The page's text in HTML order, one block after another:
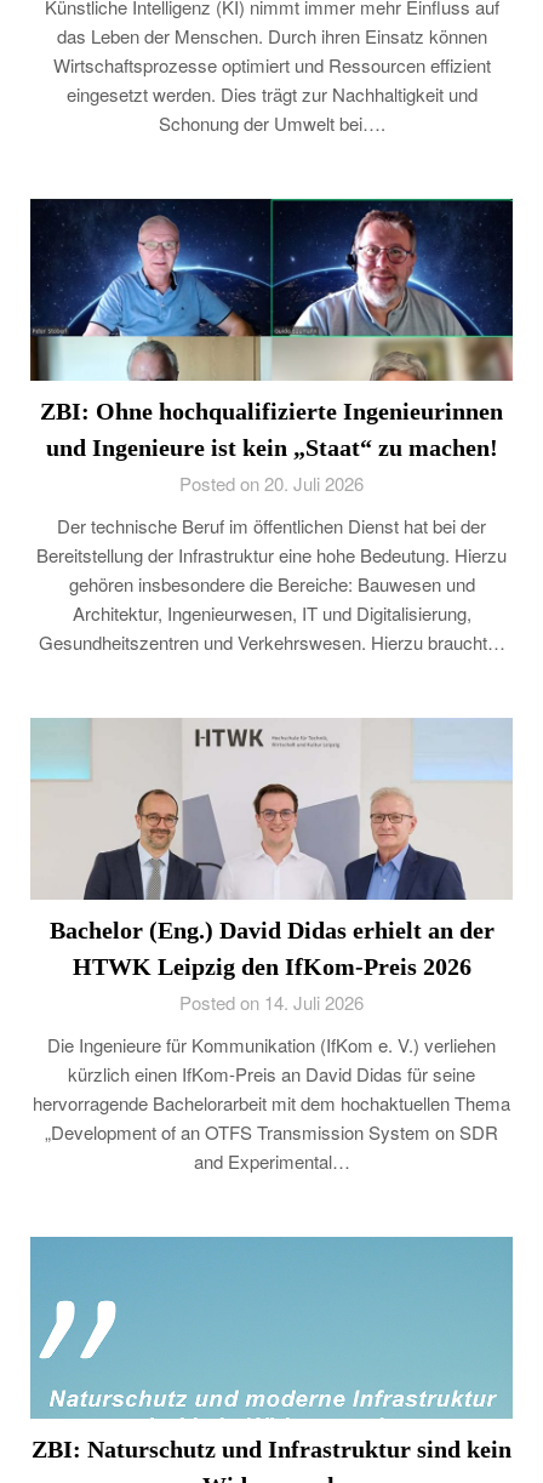
Künstliche Intelligenz (KI) nimmt immer mehr Einfluss auf
das Leben der Menschen. Durch ihren Einsatz können
Wirtschaftsprozesse optimiert und Ressourcen effizient
eingesetzt werden. Dies trägt zur Nachhaltigkeit und
Schonung der Umwelt bei….
ZBI: Ohne hochqualifizierte Ingenieurinnen
und Ingenieure ist kein „Staat“ zu machen!
Posted on 20. Juli 2026
Der technische Beruf im öffentlichen Dienst hat bei der
Bereitstellung der Infrastruktur eine hohe Bedeutung. Hierzu
gehören insbesondere die Bereiche: Bauwesen und
Architektur, Ingenieurwesen, IT und Digitalisierung,
Gesundheitszentren und Verkehrswesen. Hierzu braucht…
Bachelor (Eng.) David Didas erhielt an der
HTWK Leipzig den IfKom-Preis 2026
Posted on 14. Juli 2026
Die Ingenieure für Kommunikation (IfKom e. V.) verliehen
kürzlich einen IfKom-Preis an David Didas für seine
hervorragende Bachelorarbeit mit dem hochaktuellen Thema
„Development of an OTFS Transmission System on SDR
and Experimental…
ZBI: Naturschutz und Infrastruktur sind kein